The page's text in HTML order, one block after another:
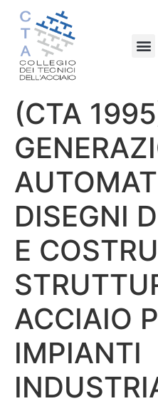
(CTA
DISEGNI
E
ACCIAIO
IMPIANTI